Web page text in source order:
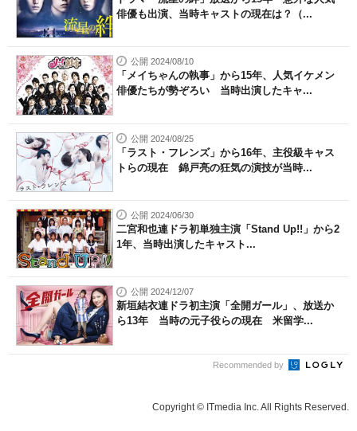
俳優も出演、当時キャストの現在は？（...
公開 2024/08/10
「メイちゃんの執事」から15年、人気イケメン
俳優たちが勢ぞろい 当時出演したキャ...
公開 2024/08/25
「ラスト・フレンズ」から16年、主役級キャス
トらの現在 錦戸亮の狂気の演技が当時...
公開 2024/06/30
二宮和也連ドラ初単独主演「Stand Up!!」から2
1年、当時出演したキャスト...
公開 2024/12/07
新垣結衣連ドラ初主演「全開ガール」、放送か
ら13年 当時の元子役らの現在 米留学...
Recommended by
Copyright © ITmedia Inc. All Rights Reserved.